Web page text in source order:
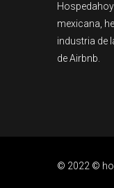
mexicana,
industria de
de Airbnb.
© 2022 ©